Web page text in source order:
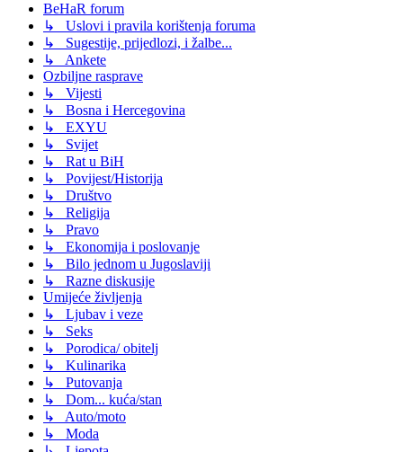
BeHaR forum
↳ Uslovi i pravila korištenja foruma
↳ Sugestije, prijedlozi, i žalbe...
↳ Ankete
Ozbiljne rasprave
↳ Vijesti
↳ Bosna i Hercegovina
↳ EXYU
↳ Svijet
↳ Rat u BiH
↳ Povijest/Historija
↳ Društvo
↳ Religija
↳ Pravo
↳ Ekonomija i poslovanje
↳ Bilo jednom u Jugoslaviji
↳ Razne diskusije
Umijeće življenja
↳ Ljubav i veze
↳ Seks
↳ Porodica/ obitelj
↳ Kulinarika
↳ Putovanja
↳ Dom... kuća/stan
↳ Auto/moto
↳ Moda